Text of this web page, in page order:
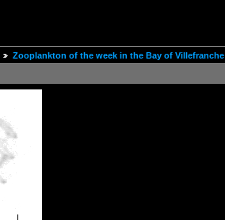
Zooplankton of the week in the Bay of Villefranche